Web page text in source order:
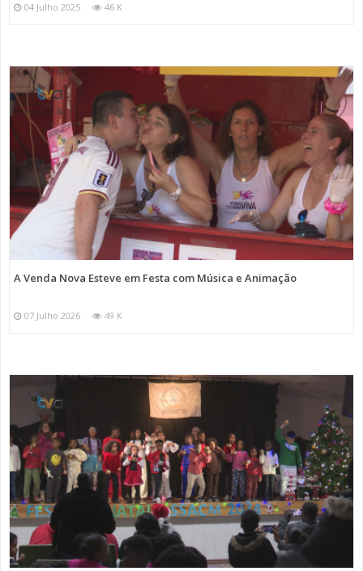
04 Julho 2025 46 K
A Venda Nova Esteve em Festa com Música e Animação
07 Julho 2026 49 K